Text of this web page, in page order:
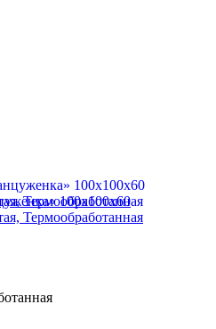
100х100x60
Термообработанная